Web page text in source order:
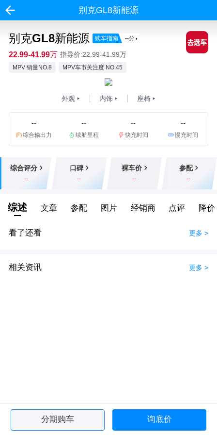
别克GL8新能源
别克GL8新能源 购车指南 --分
22.99-41.99万 指导价:22.99-41.99万
MPV 销量NO.8 MPV车市关注度 NO.45
外观 内饰 座椅
--
综合输出力
--
续航里程
--
快充时间
--
慢充时间
综合评分
--
口碑
--
裸车价
--
参配
--
综述 文章 参配 图片 经销商 点评 降价
看了还看 更多 >
相关资讯 更多 >
分期购车 询底价